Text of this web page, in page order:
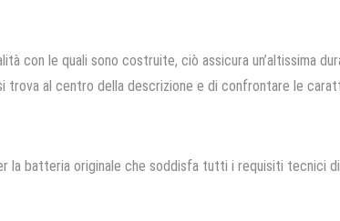
con le quali sono costruite, ciò assicura un’altissima
trova al centro della descrizione e di confrontare le
la batteria originale che soddisfa tutti i requisiti tecnici